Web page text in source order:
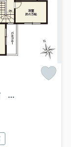
さいたま市見沼区御蔵 1期 新築一戸建て KEIAI GRACE 01